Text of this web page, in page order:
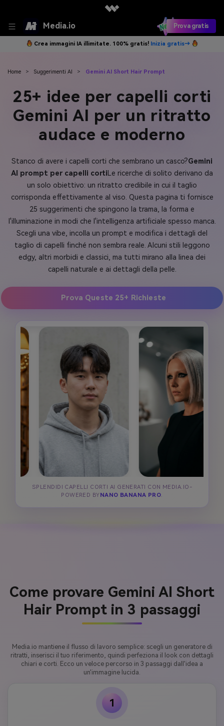
Media.io Prova gratis
Crea immagini IA illimitate. 100% gratis! Inizia gratis→
Home > Suggerimenti AI > Gemini AI Short Hair Prompt
25+ idee per capelli corti
Gemini AI per un ritratto
audace e moderno
Stanco di avere i capelli corti che sembrano un casco?Gemini
AI prompt per capelli cortiLe ricerche di solito derivano da
un solo obiettivo: un ritratto credibile in cui il taglio
corrisponda effettivamente al viso. Questa pagina ti fornisce
25 suggerimenti che spingono la trama, la forma e
l'illuminazione in modi che l'intelligenza artificiale spesso manca.
Scegli una vibe, incolla un prompt e modifica i dettagli del
taglio di capelli finché non sembra reale. Alcuni stili leggono
edgy, altri morbidi e classici, ma tutti mirano alla linea dei
capelli naturale e ai dettagli della pelle.
Prova Queste 25+ Richieste
SPLENDIDI CAPELLI CORTI AI GENERATI CON MEDIA.IO-
POWERED BY NANO BANANA PRO.
Come provare Gemini AI Short
Hair Prompt in 3 passaggi
Media.io mantiene il flusso di lavoro semplice: scegli un generatore di
ritratti, inserisci il tuo riferimento, quindi perfeziona il look con dettagli
chiari e corti. Ecco un veloce percorso in 3 passaggi dall'idea a
un'immagine lucida.
1